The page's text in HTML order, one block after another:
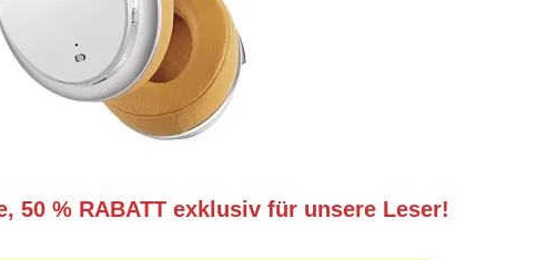
50 % RABATT exklusiv für unsere Leser!